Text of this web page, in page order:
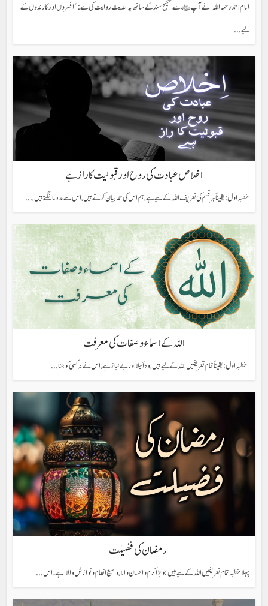
امام احمد رحمہ اللہ نے آپ ﷺ سے صحیح سند کے ساتھ یہ حدیث روایت کی ہے: ” افسروں اور کارندوں کے
لیے...
اخلاص عبادت کی روح اور قبولیت کا راز ہے
خطبہ اول: یقیناً ہر قسم کی تعریف اللہ کے لیے ہے، ہم اس کی حمد بیان کرتے ہیں، اس سے مدد مانگتے ہیں،...
اللہ کے اسماء وصفات کی معرفت
خطبہ اول: یقیناً تمام تعریفیں اللہ کے لیے ہیں، وہ اکیلا اور بے نیاز ہے، اس نے نہ کسی کو جنا...
رمضان کی فضیلت
پہلا خطبہ تمام تعریفیں اللہ کے لیے ہیں جو بڑا کرم و احسان والا، وسیع انعام و نوازش والا ہے ۔اس...